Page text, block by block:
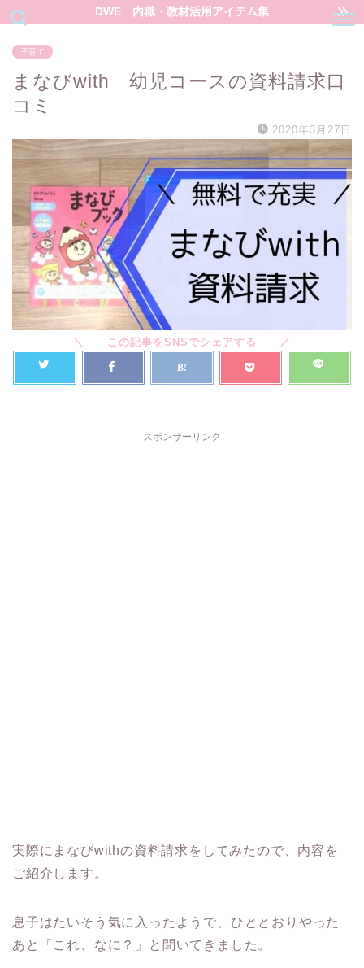
DWE 内職・教材活用アイテム集
子育て
まなびwith 幼児コースの資料請求口
コミ
2020年3月27日
スポンサーリンク
実際にまなびwithの資料請求をしてみたので、内容を
ご紹介します。
息子はたいそう気に入ったようで、ひととおりやった
あと「これ、なに？」と聞いてきました。